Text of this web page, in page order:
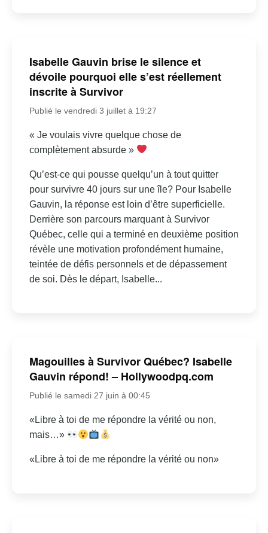
Isabelle Gauvin brise le silence et
dévoile pourquoi elle s’est réellement
inscrite à Survivor
Publié le vendredi 3 juillet à 19:27
« Je voulais vivre quelque chose de
complètement absurde »
Qu’est-ce qui pousse quelqu’un à tout quitter
pour survivre 40 jours sur une île? Pour Isabelle
Gauvin, la réponse est loin d’être superficielle.
Derrière son parcours marquant à Survivor
Québec, celle qui a terminé en deuxième position
révèle une motivation profondément humaine,
teintée de défis personnels et de dépassement
de soi. Dès le départ, Isabelle...
Magouilles à Survivor Québec? Isabelle
Gauvin répond! – Hollywoodpq.com
Publié le samedi 27 juin à 00:45
«Libre à toi de me répondre la vérité ou non,
mais…»
«Libre à toi de me répondre la vérité ou non»